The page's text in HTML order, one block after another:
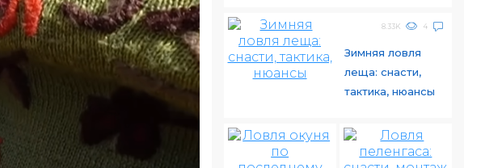
8.33K 4
Зимняя ловля
леща: снасти,
тактика, нюансы